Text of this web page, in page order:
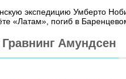
экспедицию Умберто
«Латам», погиб в
Амундсен